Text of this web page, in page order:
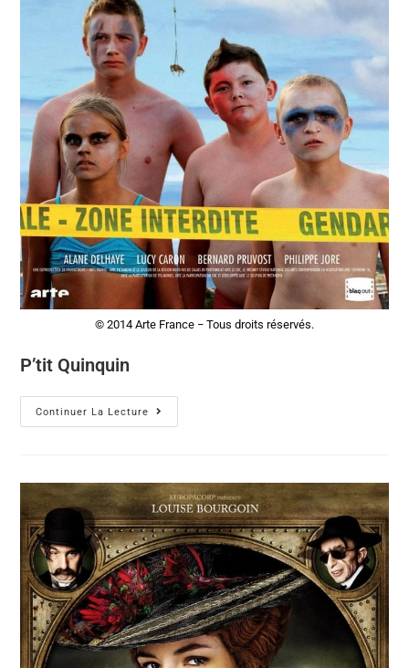
© 2014 Arte France − Tous droits réservés.
P’tit Quinquin
Continuer La Lecture